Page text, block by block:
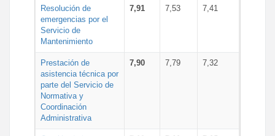
Resolución de
emergencias por el
Servicio de
Mantenimiento
7,91 7,53 7,41
Prestación de
asistencia técnica por
parte del Servicio de
Normativa y
Coordinación
Administrativa
7,90 7,79 7,32